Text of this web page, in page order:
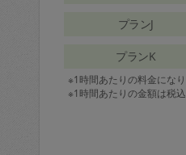
プランJ
プランK
※1時間あたりの料金になり
※1時間あたりの金額は税